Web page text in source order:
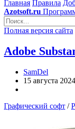
Главная Правила
Azotsoft.ru
Полная версия сайта
Adobe
SamDel
15 августа 2024
Графический софт /